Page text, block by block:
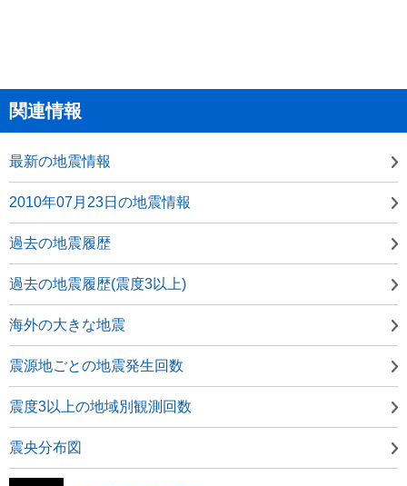
関連情報
最新の地震情報
2010年07月23日の地震情報
過去の地震履歴
過去の地震履歴(震度3以上)
海外の大きな地震
震源地ごとの地震発生回数
震度3以上の地域別観測回数
震央分布図